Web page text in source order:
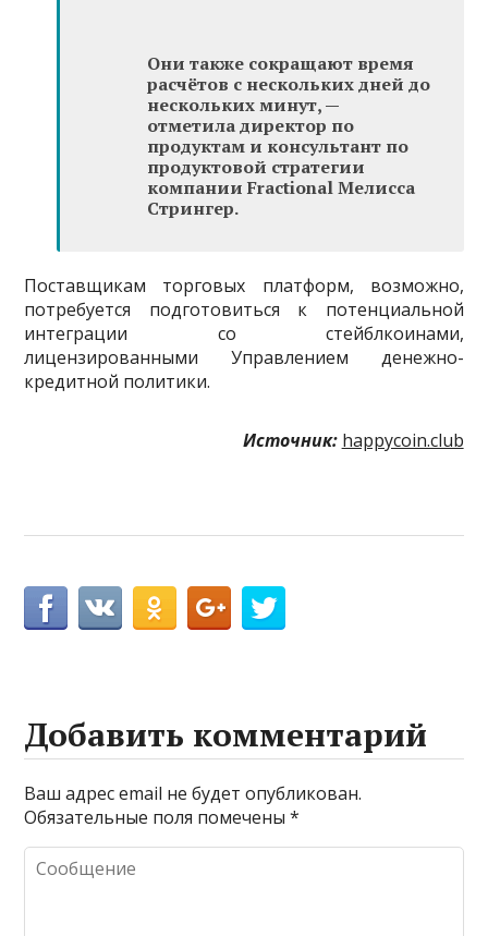
Они также сокращают время
расчётов с нескольких дней до
нескольких минут, —
отметила директор по
продуктам и консультант по
продуктовой стратегии
компании Fractional Мелисса
Стрингер.
Поставщикам торговых платформ, возможно,
потребуется подготовиться к потенциальной
интеграции со стейблкоинами,
лицензированными Управлением денежно-
кредитной политики.
Источник: happycoin.club
Добавить комментарий
Ваш адрес email не будет опубликован.
Обязательные поля помечены*